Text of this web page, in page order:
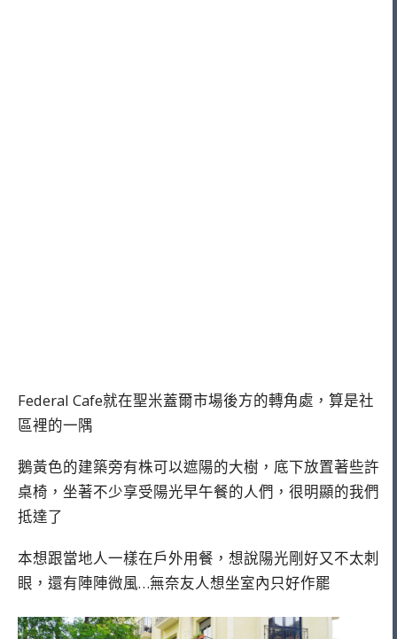
Federal Cafe就在聖米蓋爾市場後方的轉角處，算是社
區裡的一隅
鵝黃色的建築旁有株可以遮陽的大樹，底下放置著些許
桌椅，坐著不少享受陽光早午餐的人們，很明顯的我們
抵達了
本想跟當地人一樣在戶外用餐，想說陽光剛好又不太刺
眼，還有陣陣微風…無奈友人想坐室內只好作罷